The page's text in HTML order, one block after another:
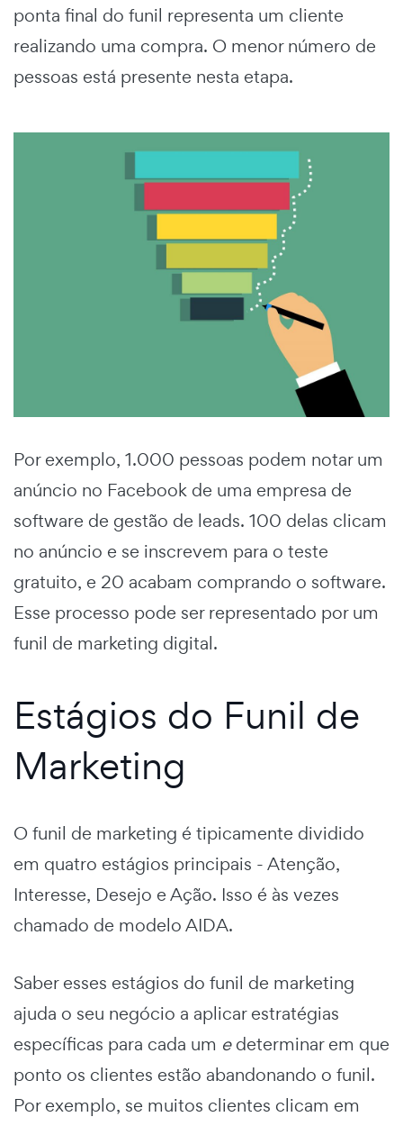
ponta final do funil representa um cliente
realizando uma compra. O menor número de
pessoas está presente nesta etapa.
Por exemplo, 1.000 pessoas podem notar um
anúncio no Facebook de uma empresa de
software de gestão de leads. 100 delas clicam
no anúncio e se inscrevem para o teste
gratuito, e 20 acabam comprando o software.
Esse processo pode ser representado por um
funil de marketing digital.
Estágios do Funil de
Marketing
O funil de marketing é tipicamente dividido
em quatro estágios principais - Atenção,
Interesse, Desejo e Ação. Isso é às vezes
chamado de modelo AIDA.
Saber esses estágios do funil de marketing
ajuda o seu negócio a aplicar estratégias
específicas para cada um edeterminar em que
ponto os clientes estão abandonando o funil.
Por exemplo, se muitos clientes clicam em